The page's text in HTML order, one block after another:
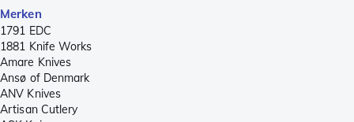
Merken
1791 EDC
1881 Knife Works
Amare Knives
Ansø of Denmark
ANV Knives
Artisan Cutlery